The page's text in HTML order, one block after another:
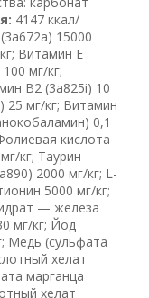
4147 ккал/
15000
Витамин Е
мг/кг;
B2 (3a825i) 10
25 мг/кг; Витамин
0,1
кислота
кг; Таурин
2000 мг/кг; L-
5000 мг/кг;
— железа
мг/кг; Йод
Медь (сульфата
хелат
марганца
хелат